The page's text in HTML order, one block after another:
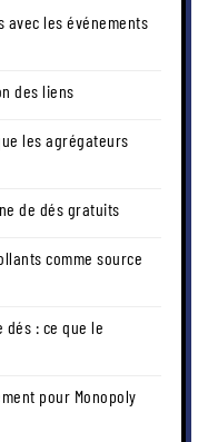
avec les événements
des liens
les agrégateurs
de dés gratuits
comme source
dés : ce que le
pour Monopoly